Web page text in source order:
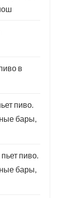
в
пиво.
бары,
пиво.
бары,